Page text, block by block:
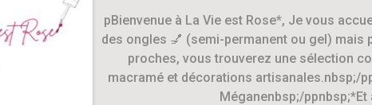
pBienvenue à La Vie est Rose*, Je vous
des ongles 💅 (semi-permanent ou gel) mais
proches, vous trouverez une sélection
macramé et décorations artisanales.nbsp;/
Méganenbsp;/